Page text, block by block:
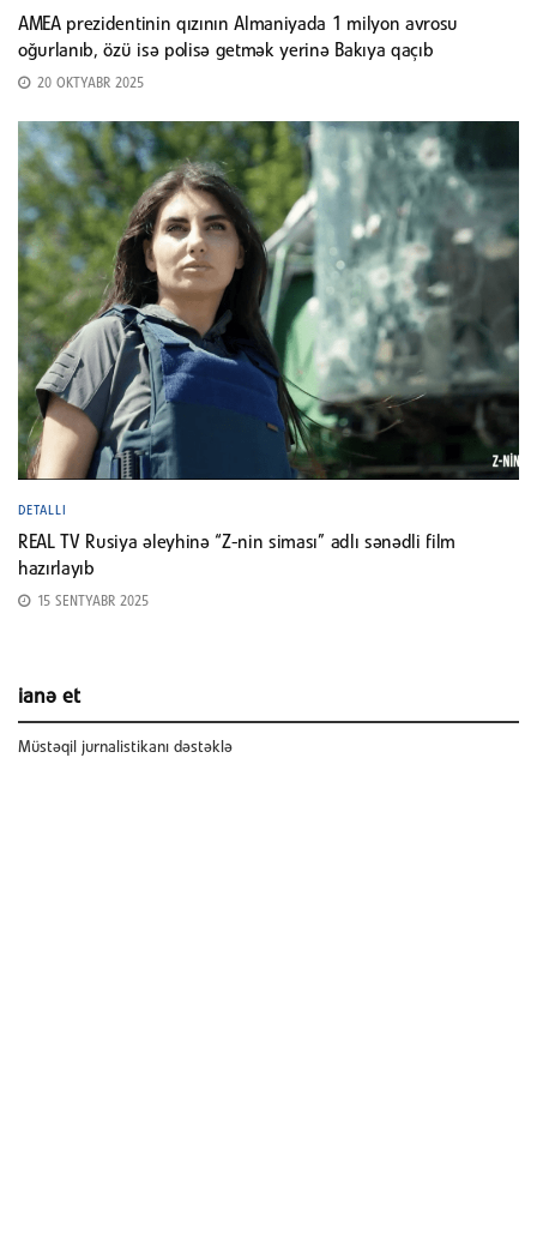
AMEA prezidentinin qızının Almaniyada 1 milyon avrosu
oğurlanıb, özü isə polisə getmək yerinə Bakıya qaçıb
20 OKTYABR 2025
DETALLI
REAL TV Rusiya əleyhinə “Z-nin siması” adlı sənədli film
hazırlayıb
15 SENTYABR 2025
ianə et
Müstəqil jurnalistikanı dəstəklə